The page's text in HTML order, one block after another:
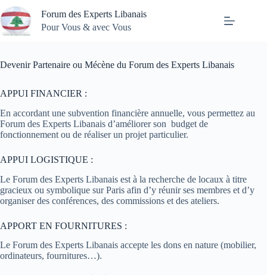
Passer
au
contenu
Forum des Experts Libanais
Pour Vous & avec Vous
Devenir Partenaire ou Mécène du Forum des Experts Libanais
APPUI FINANCIER :
En accordant une subvention financière annuelle, vous permettez au
Forum des Experts Libanais d’améliorer son budget de
fonctionnement ou de réaliser un projet particulier.
APPUI LOGISTIQUE :
Le Forum des Experts Libanais est à la recherche de locaux à titre
gracieux ou symbolique sur Paris afin d’y réunir ses membres et d’y
organiser des conférences, des commissions et des ateliers.
APPORT EN FOURNITURES :
Le Forum des Experts Libanais accepte les dons en nature (mobilier,
ordinateurs, fournitures…).